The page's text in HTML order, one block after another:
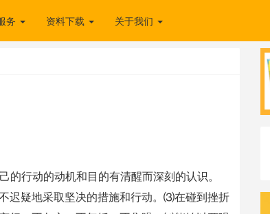
务 资料下载 关于我们
行动的动机和目的有清醒而深刻的认识。
迟疑地采取坚决的措施和行动。⑶在碰到挫折